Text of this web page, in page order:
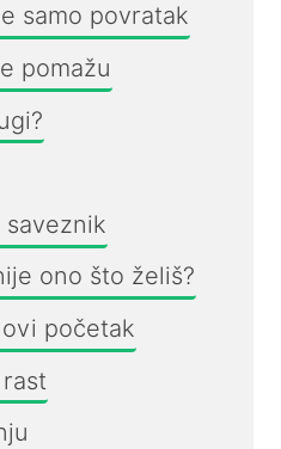
samo povratak
pomažu
saveznik
ono što želiš?
početak